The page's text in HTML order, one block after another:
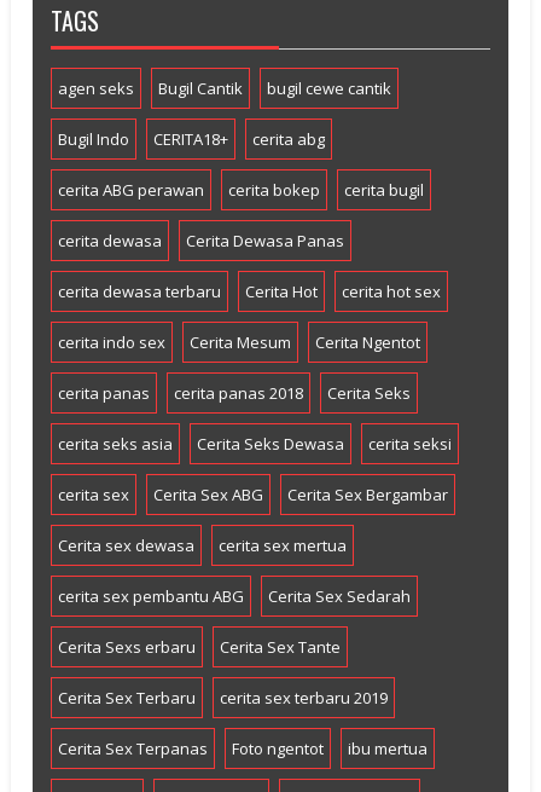
TAGS
agen seks Bugil Cantik bugil cewe cantik
Bugil Indo CERITA18+ cerita abg
cerita ABG perawan cerita bokep cerita bugil
cerita dewasa Cerita Dewasa Panas
cerita dewasa terbaru Cerita Hot cerita hot sex
cerita indo sex Cerita Mesum Cerita Ngentot
cerita panas cerita panas 2018 Cerita Seks
cerita seks asia Cerita Seks Dewasa cerita seksi
cerita sex Cerita Sex ABG Cerita Sex Bergambar
Cerita sex dewasa cerita sex mertua
cerita sex pembantu ABG Cerita Sex Sedarah
Cerita Sexs erbaru Cerita Sex Tante
Cerita Sex Terbaru cerita sex terbaru 2019
Cerita Sex Terpanas Foto ngentot ibu mertua